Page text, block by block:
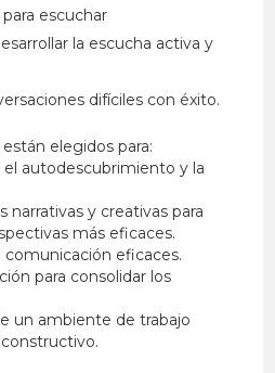
escuchar
la escucha activa y
difíciles con éxito.
elegidos para:
autodescubrimiento y la
narrativas y creativas para
más eficaces.
eficaces.
para consolidar los
un ambiente de trabajo